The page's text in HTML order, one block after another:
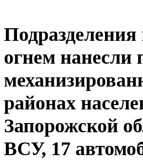
огнем нанесли
районах
Запорожской
ВСУ, 17